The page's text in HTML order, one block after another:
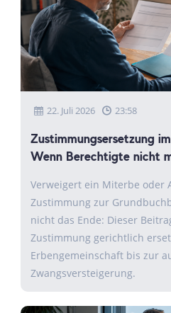
22. Juli 2026 23:58
Zustimmungsersetzung
Wenn Berechtigte nicht
Verweigert ein Miterbe oder
Zustimmung zur
nicht das Ende: Dieser
Zustimmung gerichtlich
Erbengemeinschaft bis zur
Zwangsversteigerung.